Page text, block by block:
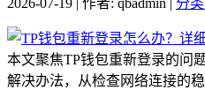
本文聚焦TP钱包重新登录的问
解决办法，从检查网络连接的